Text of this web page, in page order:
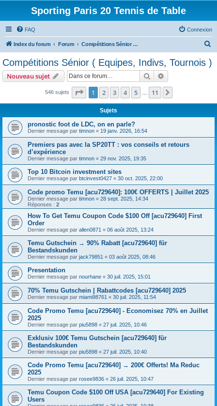
Sporting Paris 20 Tennis de Table
FAQ Connexion
Index du forum Forum Compétitions Sénior ( Equipes, Indivs, Tournois )
e
Compétitions Sénior ( Equipes, Indivs, Tournois )
Nouveau sujet Rechercher
546 sujets Page 1sur11
1 2 3 4 5 11
Sujets
pronostic foot de LDC, on en parle?
Dernier message par timnon « 19 janv. 2026, 16:54
Premiers pas avec la SP20TT : vos conseils et retours
d’expérience
Dernier message par timnon « 29 nov. 2025, 19:35
Top 10 Bitcoin investment sites
Dernier message par btcinvest0427 « 30 oct. 2025, 22:00
Code promo Temu [acu729640]: 100€ OFFERTS | Juillet 2025
Dernier message par timnon « 28 sept. 2025, 14:34
Réponses : 2
How To Get Temu Coupon Code $100 Off [acu729640] First
Order
Dernier message par allen0871 « 06 août 2025, 13:24
Temu Gutschein → 90% Rabatt [acu729640] für
Bestandskunden
Dernier message par jack79851 « 03 août 2025, 08:46
Presentation
Dernier message par nourhane « 30 juil. 2025, 15:01
70% Temu Gutschein | Rabattcodes [acu729640] 2025
Dernier message par miami98761 « 30 juil. 2025, 11:54
Code Promo Temu [acu729640] - Economisez 70% en Juillet
2025
Dernier message par piu5898 « 27 juil. 2025, 10:46
Exklusiv 100€ Temu Gutschein [acu729640] für
Bestandskunden
Dernier message par piu5898 « 27 juil. 2025, 10:40
Code Promo Temu [acu729640] → 200€ Offerts! Ma Reduc
2025
Dernier message par rosee9836 « 26 juil. 2025, 10:47
Temu Coupon Code $100 Off USA [acu729640] For Existing
Users